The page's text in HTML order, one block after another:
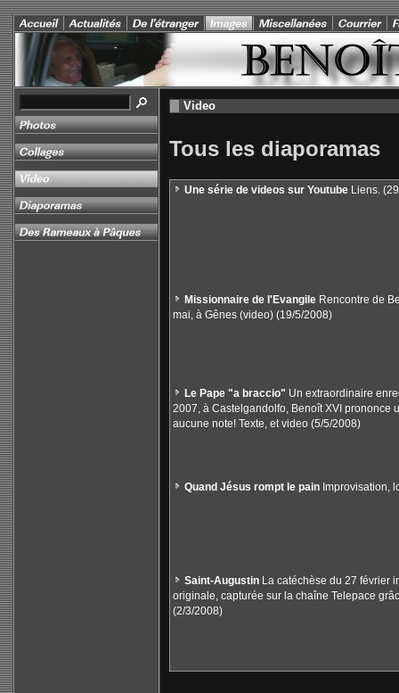
Video
Tous les diaporamas
Une série de videos sur Youtube Liens.
Missionnaire de l'Evangile Rencontre de
mai, à Gênes (video) (19/5/2008)
Le Pape "a braccio" Un extraordinaire
2007, à Castelgandolfo, Benoît XVI prononce
aucune note! Texte, et video (5/5/2008)
Quand Jésus rompt le pain Improvisation,
Saint-Augustin La catéchèse du 27 février
originale, capturée sur la chaîne Telepace
(2/3/2008)